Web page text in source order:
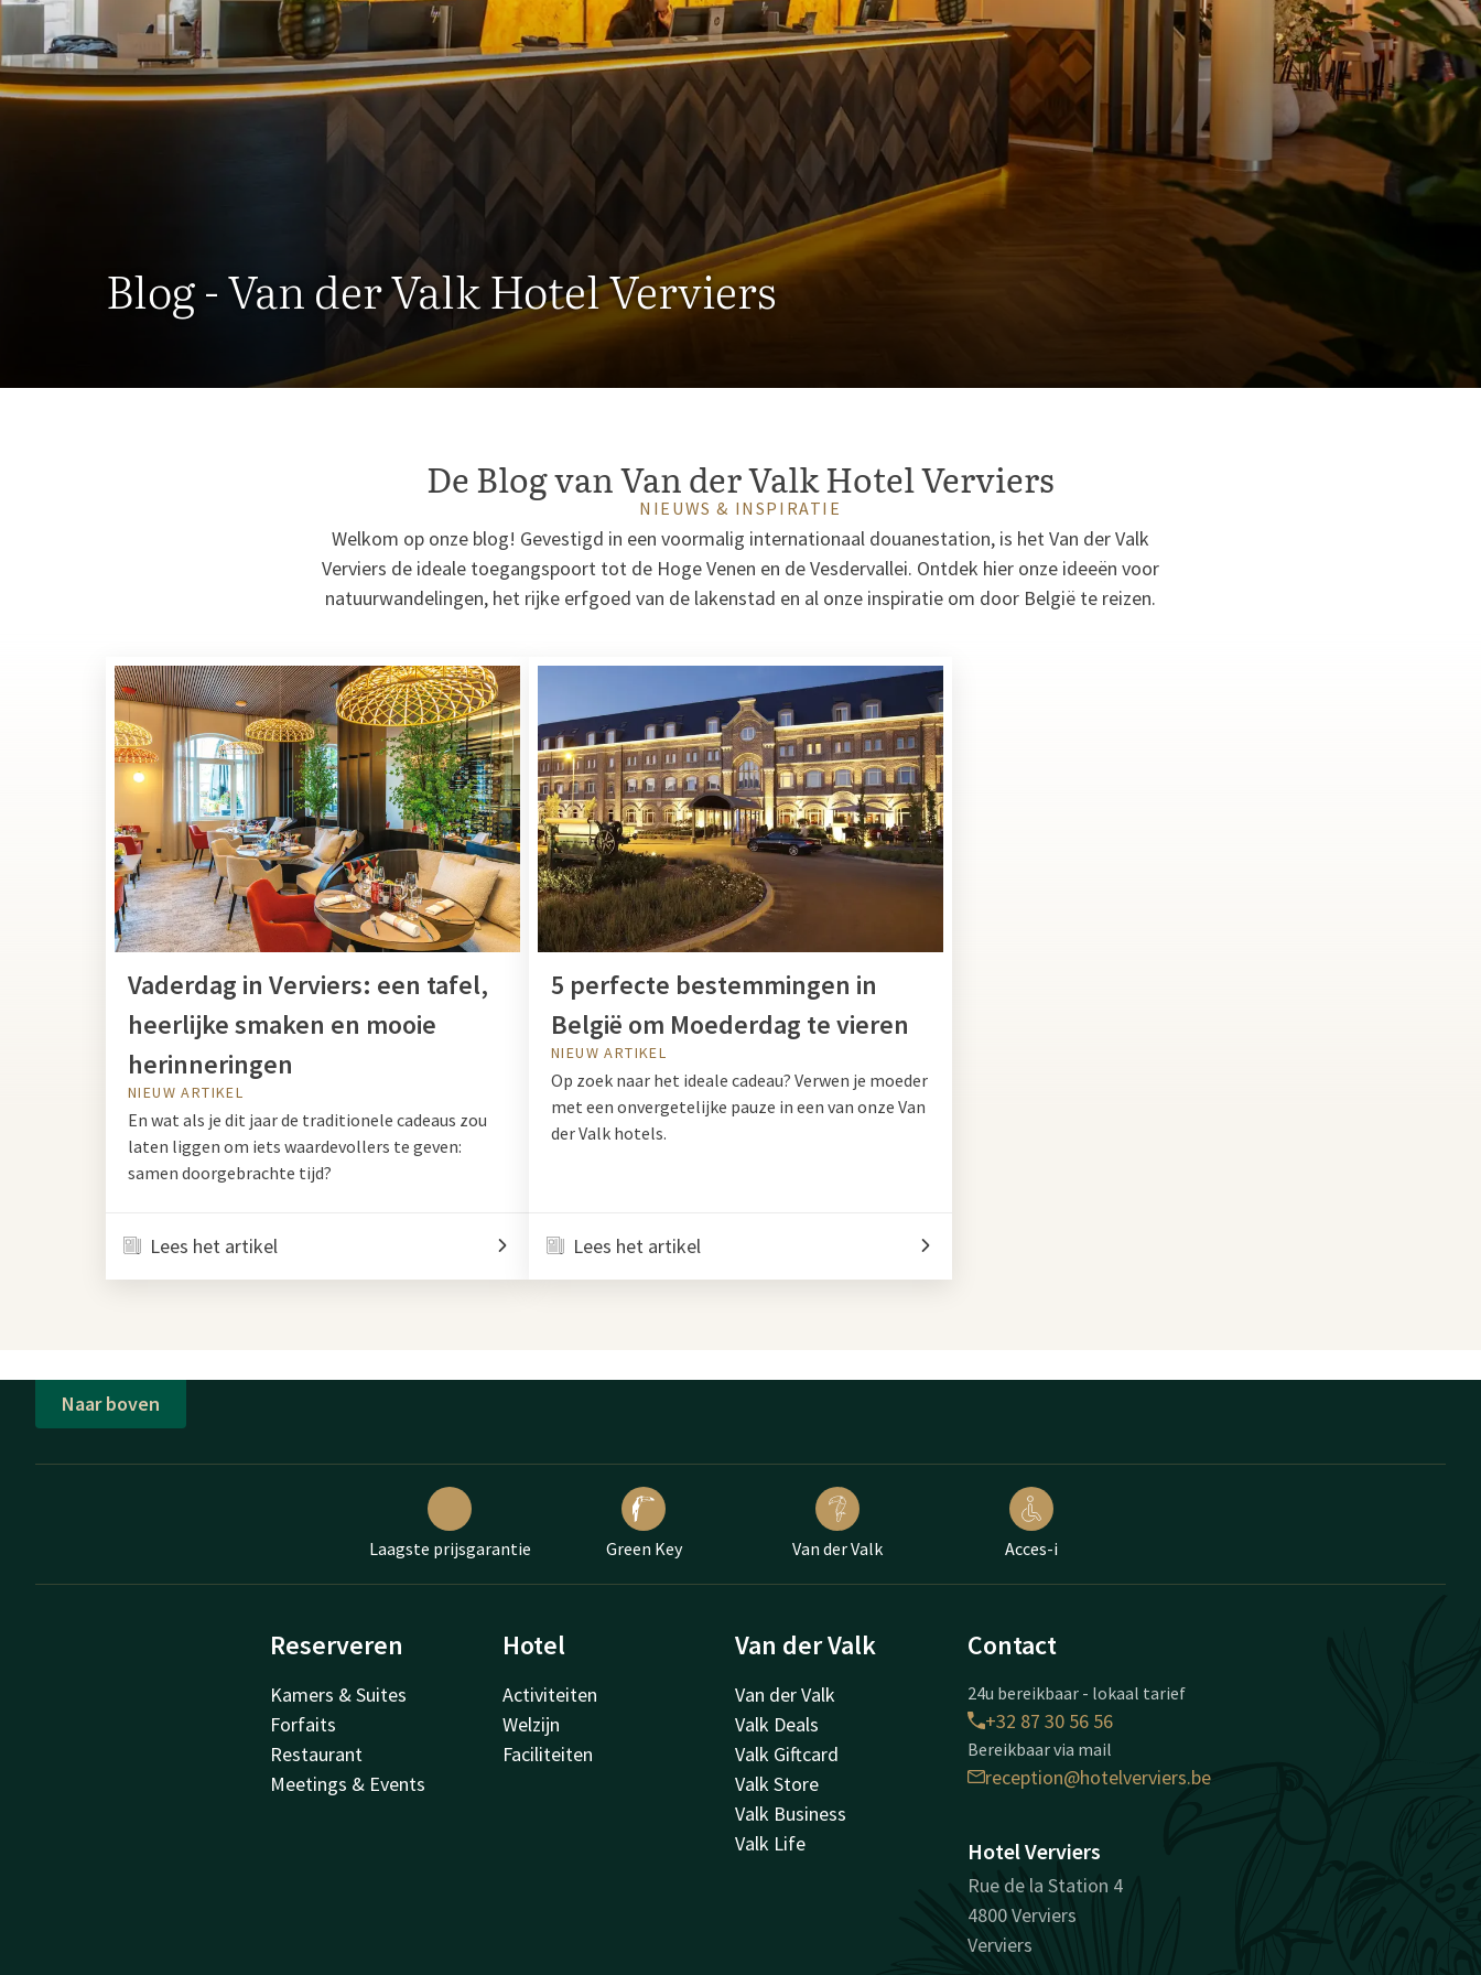
Blog - Van der Valk Hotel Verviers
De Blog van Van der Valk Hotel Verviers
NIEUWS & INSPIRATIE
Welkom op onze blog! Gevestigd in een voormalig internationaal douanestation, is het Van der Valk
Verviers de ideale toegangspoort tot de Hoge Venen en de Vesdervallei. Ontdek hier onze ideeën voor
natuurwandelingen, het rijke erfgoed van de lakenstad en al onze inspiratie om door België te reizen.
Vaderdag in Verviers: een tafel,
heerlijke smaken en mooie
herinneringen
NIEUW ARTIKEL
En wat als je dit jaar de traditionele cadeaus zou
laten liggen om iets waardevollers te geven:
samen doorgebrachte tijd?
Lees het artikel
5 perfecte bestemmingen in
België om Moederdag te vieren
NIEUW ARTIKEL
Op zoek naar het ideale cadeau? Verwen je moeder
met een onvergetelijke pauze in een van onze Van
der Valk hotels.
Lees het artikel
Naar boven
Laagste prijsgarantie Green Key Van der Valk Acces-i
Reserveren
Kamers & Suites
Forfaits
Restaurant
Meetings & Events
Hotel
Activiteiten
Welzijn
Faciliteiten
Van der Valk
Van der Valk
Valk Deals
Valk Giftcard
Valk Store
Valk Business
Valk Life
Contact
24u bereikbaar - lokaal tarief
+32 87 30 56 56
Bereikbaar via mail
reception@hotelverviers.be
Hotel Verviers
Rue de la Station 4
4800 Verviers
Verviers